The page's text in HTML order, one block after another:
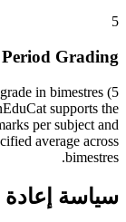
5
Grading
in bimestres (5
supports the
per subject and
average across
bimestres.
سياسة إعادة